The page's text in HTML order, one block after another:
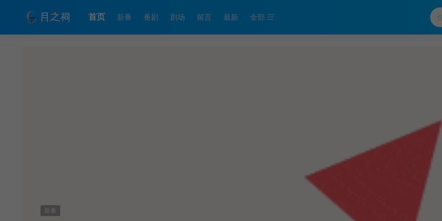
首页 新番 番剧 剧场 留言 最新 全部
新番